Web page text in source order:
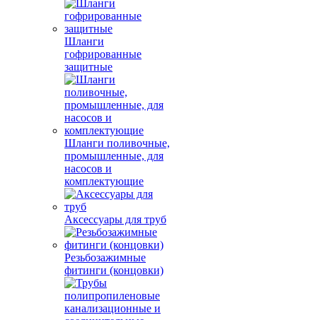
Шланги
гофрированные
защитные
Шланги поливочные,
промышленные, для
насосов и
комплектующие
Аксессуары для труб
Резьбозажимные
фитинги (концовки)